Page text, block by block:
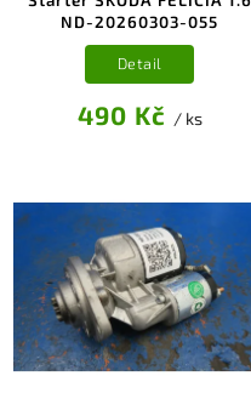
ND-20260303-055
490 Kč / ks
Detail